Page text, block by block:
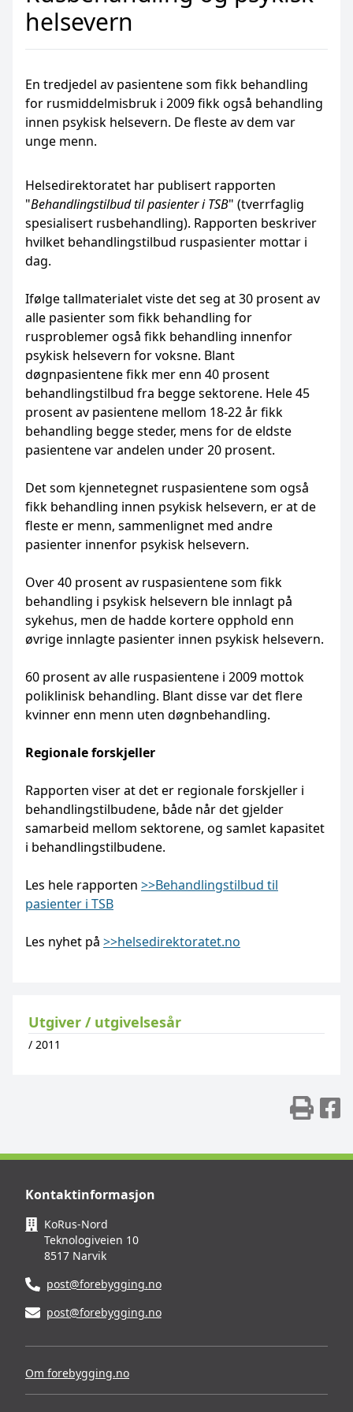
helsevern
En tredjedel av pasientene som fikk behandling
for rusmiddelmisbruk i 2009 fikk også behandling
innen psykisk helsevern. De fleste av dem var
unge menn.
Helsedirektoratet har publisert rapporten
"Behandlingstilbud til pasienter i TSB" (tverrfaglig
spesialisert rusbehandling). Rapporten beskriver
hvilket behandlingstilbud ruspasienter mottar i
dag.
Ifølge tallmaterialet viste det seg at 30 prosent av
alle pasienter som fikk behandling for
rusproblemer også fikk behandling innenfor
psykisk helsevern for voksne. Blant
døgnpasientene fikk mer enn 40 prosent
behandlingstilbud fra begge sektorene. Hele 45
prosent av pasientene mellom 18-22 år fikk
behandling begge steder, mens for de eldste
pasientene var andelen under 20 prosent.
Det som kjennetegnet ruspasientene som også
fikk behandling innen psykisk helsevern, er at de
fleste er menn, sammenlignet med andre
pasienter innenfor psykisk helsevern.
Over 40 prosent av ruspasientene som fikk
behandling i psykisk helsevern ble innlagt på
sykehus, men de hadde kortere opphold enn
øvrige innlagte pasienter innen psykisk helsevern.
60 prosent av alle ruspasientene i 2009 mottok
poliklinisk behandling. Blant disse var det flere
kvinner enn menn uten døgnbehandling.
Regionale forskjeller
Rapporten viser at det er regionale forskjeller i
behandlingstilbudene, både når det gjelder
samarbeid mellom sektorene, og samlet kapasitet
i behandlingstilbudene.
Les hele rapporten >>Behandlingstilbud til
pasienter i TSB
Les nyhet på >>helsedirektoratet.no
Utgiver / utgivelsesår
/ 2011
Kontaktinformasjon
KoRus-Nord
Teknologiveien 10
8517 Narvik
post@forebygging.no
post@forebygging.no
Om forebygging.no